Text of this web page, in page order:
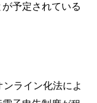
予定されている
ライン化法によ